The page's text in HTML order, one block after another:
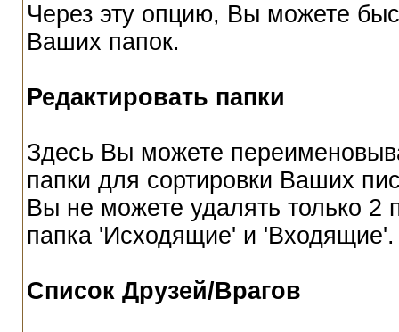
Через эту опцию, Вы можете
Ваших папок.
Редактировать папки
Здесь Вы можете
папки для сортировки Ваших
Вы не можете удалять только
папка 'Исходящие' и 'Входящие'.
Список Друзей/Врагов